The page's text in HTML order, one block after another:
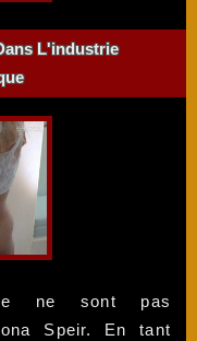
L'industrie
ne sont pas
Speir. En tant